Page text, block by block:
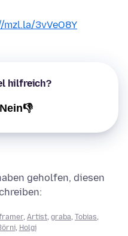
3vVeO8Y
hilfreich?
Nein👎
geholfen, diesen
, Artist graba Tobias
, Holgi